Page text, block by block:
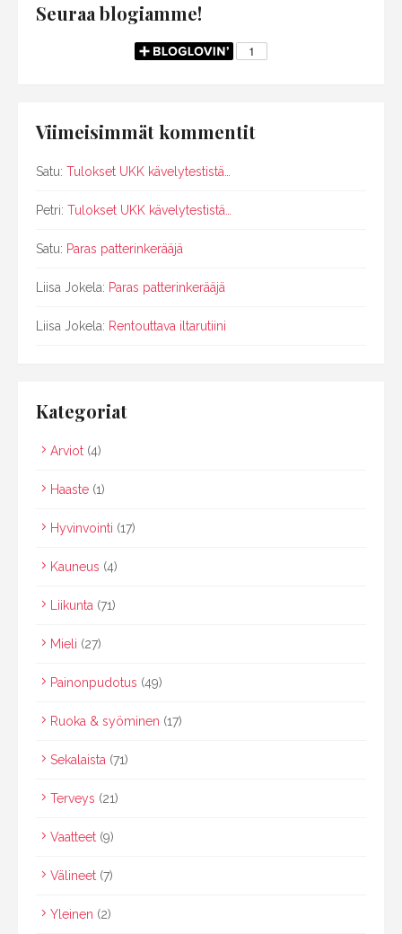
Seuraa blogiamme!
Viimeisimmät kommentit
Satu: Tulokset UKK kävelytestistä…
Petri: Tulokset UKK kävelytestistä…
Satu: Paras patterinkerääjä
Liisa Jokela: Paras patterinkerääjä
Liisa Jokela: Rentouttava iltarutiini
Kategoriat
Arviot (4)
Haaste (1)
Hyvinvointi (17)
Kauneus (4)
Liikunta (71)
Mieli (27)
Painonpudotus (49)
Ruoka & syöminen (17)
Sekalaista (71)
Terveys (21)
Vaatteet (9)
Välineet (7)
Yleinen (2)